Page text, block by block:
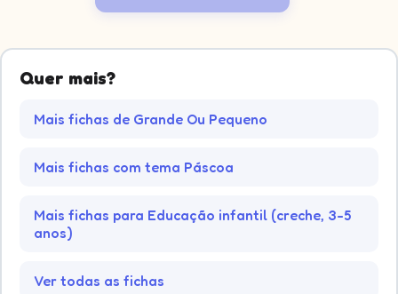
Quer mais?
Mais fichas de Grande Ou Pequeno
Mais fichas com tema Páscoa
Mais fichas para Educação infantil (creche, 3-5
anos)
Ver todas as fichas